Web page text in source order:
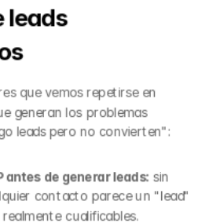
leads
que vemos repetirse en
generan los problemas
leads pero no convierten":
antes de generar leads: sin
contacto parece un "lead"
cualificables.